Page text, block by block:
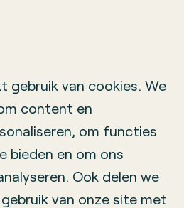
gebruik van cookies. We
content en
om functies
bieden en om ons
Ook delen we
van onze site met